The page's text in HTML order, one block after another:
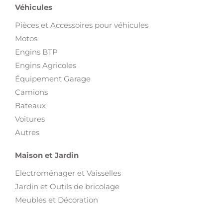
Motos
Engins BTP
Engins Agricoles
Équipement Garage
Camions
Bateaux
Voitures
Autres
Maison et Jardin
Jardin et Outils de bricolage
Meubles et Décoration
Loisirs et Divertissement